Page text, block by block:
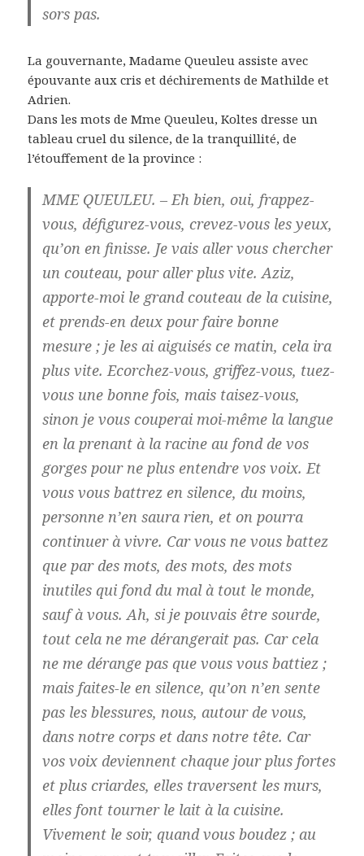
sors pas.
La gouvernante, Madame Queuleu assiste avec
épouvante aux cris et déchirements de Mathilde et
Adrien.
Dans les mots de Mme Queuleu, Koltes dresse un
tableau cruel du silence, de la tranquillité, de
l’étouffement de la province :
MME QUEULEU. – Eh bien, oui, frappez-
vous, défigurez-vous, crevez-vous les yeux,
qu’on en finisse. Je vais aller vous chercher
un couteau, pour aller plus vite. Aziz,
apporte-moi le grand couteau de la cuisine,
et prends-en deux pour faire bonne
mesure ; je les ai aiguisés ce matin, cela ira
plus vite. Ecorchez-vous, griffez-vous, tuez-
vous une bonne fois, mais taisez-vous,
sinon je vous couperai moi-même la langue
en la prenant à la racine au fond de vos
gorges pour ne plus entendre vos voix. Et
vous vous battrez en silence, du moins,
personne n’en saura rien, et on pourra
continuer à vivre. Car vous ne vous battez
que par des mots, des mots, des mots
inutiles qui fond du mal à tout le monde,
sauf à vous. Ah, si je pouvais être sourde,
tout cela ne me dérangerait pas. Car cela
ne me dérange pas que vous vous battiez ;
mais faites-le en silence, qu’on n’en sente
pas les blessures, nous, autour de vous,
dans notre corps et dans notre tête. Car
vos voix deviennent chaque jour plus fortes
et plus criardes, elles traversent les murs,
elles font tourner le lait à la cuisine.
Vivement le soir, quand vous boudez ; au